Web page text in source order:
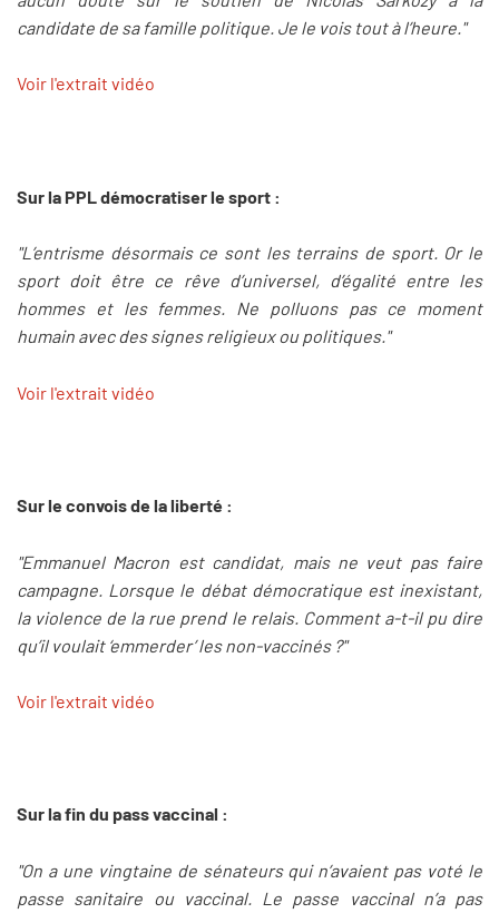
candidate de sa famille politique. Je le vois tout à l’heure."
Voir l'extrait vidéo
Sur la PPL démocratiser le sport :
"L’entrisme désormais ce sont les terrains de sport. Or le
sport doit être ce rêve d’universel, d’égalité entre les
hommes et les femmes. Ne polluons pas ce moment
humain avec des signes religieux ou politiques."
Voir l'extrait vidéo
Sur le convois de la liberté :
"Emmanuel Macron est candidat, mais ne veut pas faire
campagne. Lorsque le débat démocratique est inexistant,
la violence de la rue prend le relais. Comment a-t-il pu dire
qu’il voulait ‘emmerder’ les non-vaccinés ?"
Voir l'extrait vidéo
Sur la fin du pass vaccinal :
"On a une vingtaine de sénateurs qui n’avaient pas voté le
passe sanitaire ou vaccinal. Le passe vaccinal n’a pas